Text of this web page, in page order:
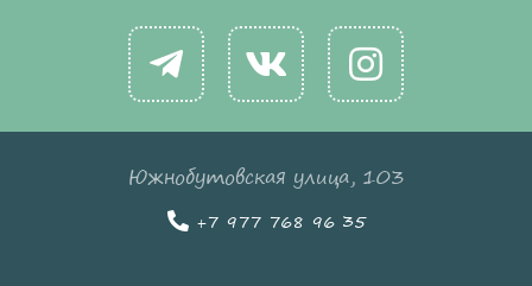
Южнобутовская улица, 103
+7 977 768 96 35